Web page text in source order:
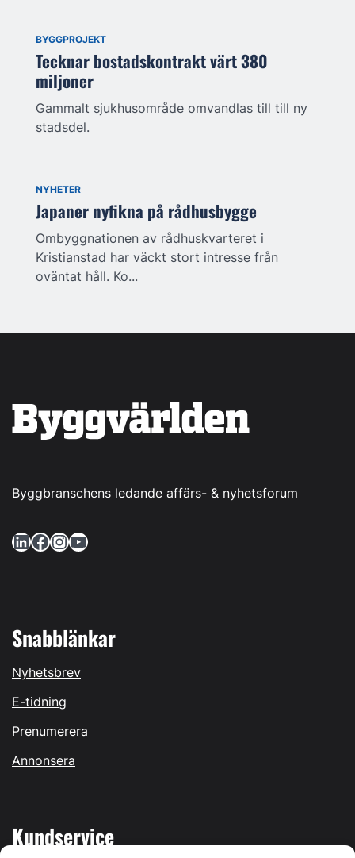
BYGGPROJEKT
Tecknar bostadskontrakt värt 380
miljoner
Gammalt sjukhusområde omvandlas till till ny
stadsdel.
NYHETER
Japaner nyfikna på rådhusbygge
Ombyggnationen av rådhuskvarteret i
Kristianstad har väckt stort intresse från
oväntat håll. Ko...
Byggbranschens ledande affärs- & nyhetsforum
LinkedIn Facebook InstagramYouTube
Snabblänkar
Nyhetsbrev
E-tidning
Prenumerera
Annonsera
Kundservice